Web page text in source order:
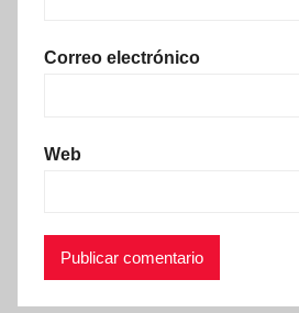
Correo electrónico
Web